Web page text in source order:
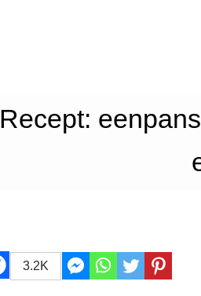
Recept:
3.2K